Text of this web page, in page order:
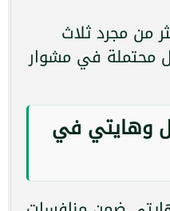
من مجرد ثلاث
محتملة في مشوار
وهايتي في